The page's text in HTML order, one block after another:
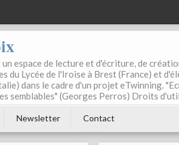
un espace de lecture et d'écriture, de
du Lycée de l'Iroise à Brest (France) et
dans le cadre d'un projet eTwinning.
semblables" (Georges Perros) Droits
Newsletter Contact